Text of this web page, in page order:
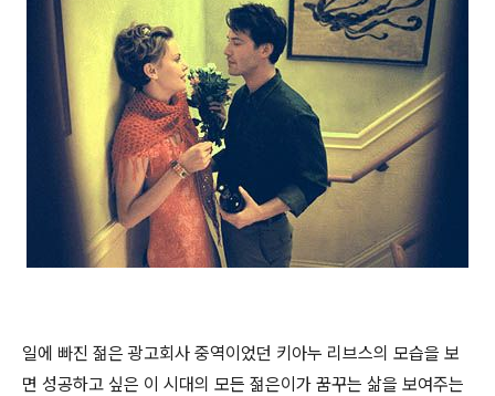
일에 빠진 젊은 광고회사 중역이었던 키아누 리브스의 모습을 보
면 성공하고 싶은 이 시대의 모든 젊은이가 꿈꾸는 삶을 보여주는